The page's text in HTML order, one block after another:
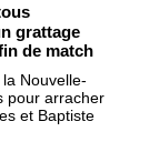
grattage
de match
Nouvelle-
pour arracher
et Baptiste